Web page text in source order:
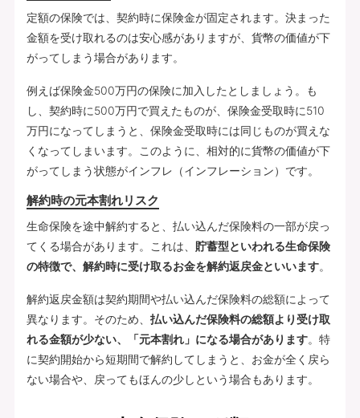
定額の保険では、契約時に保険金が固定されます。決まった
金額を受け取れるのは安心感がありますが、貨幣の価値が下
がってしまう場合があります。
例えば保険金500万円の保険に加入したとしましょう。も
し、契約時に500万円で買えたものが、保険金受取時に510
万円になってしまうと、保険金受取時には同じものが買えな
くなってしまいます。このように、相対的に貨幣の価値が下
がってしまう状態がインフレ（インフレーション）です。
解約時の元本割れリスク
生命保険を途中解約すると、払い込んだ保険料の一部が戻っ
てくる場合があります。これは、 貯蓄型といわれる生命保険
の特徴で、解約時に受け取るお金を解約返戻金といいます。
解約返戻金額は契約期間や払い込んだ保険料の総額によって
異なります。そのため、 払い込んだ保険料の総額より受け取
れる金額が少ない、「元本割れ」になる場合があります。特
に契約開始から短期間で解約してしまうと、お金が全く戻ら
ない場合や、戻ってもほんの少しという場合もあります。